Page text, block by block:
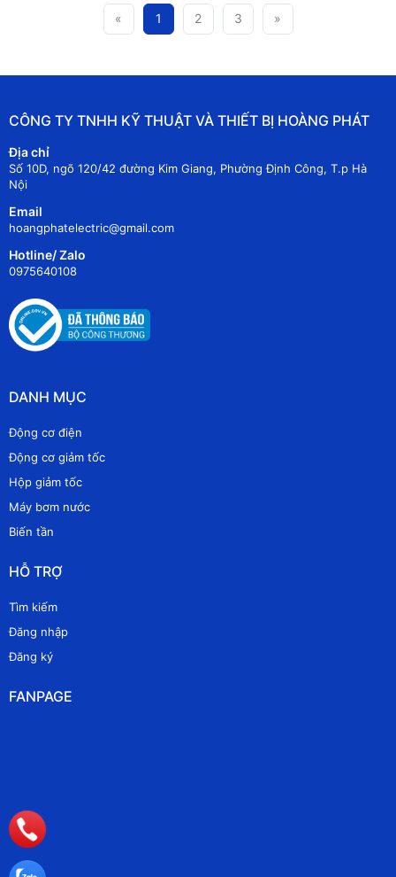
« 1 2 3 »
CÔNG TY TNHH KỸ THUẬT VÀ THIẾT BỊ HOÀNG PHÁT
Địa chỉ
Số 10D, ngõ 120/42 đường Kim Giang, Phường Định Công, T.p Hà
Nội
Email
hoangphatelectric@gmail.com
Hotline/ Zalo
0975640108
DANH MỤC
Động cơ điện
Động cơ giảm tốc
Hộp giảm tốc
Máy bơm nước
Biến tần
HỖ TRỢ
Tìm kiếm
Đăng nhập
Đăng ký
FANPAGE